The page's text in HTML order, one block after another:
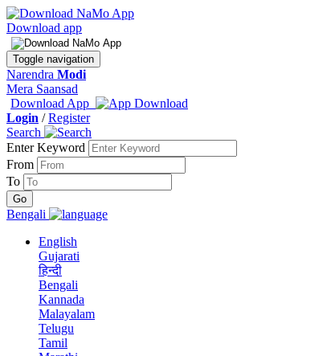
Download app
Toggle navigation
Narendra Modi
Mera Saansad
Download App
Login /Register
Search
Enter Keyword
From
To
Bengali
English
Gujarati
हिन्दी
Bengali
Kannada
Malayalam
Telugu
Tamil